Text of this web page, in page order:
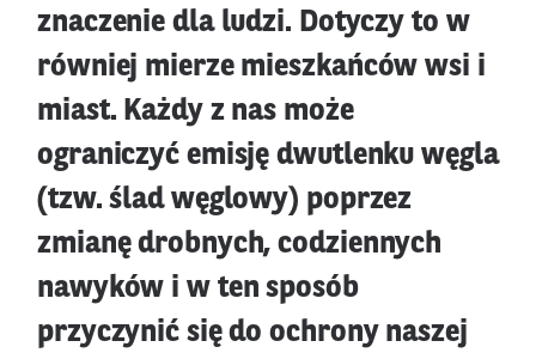
znaczenie dla ludzi. Dotyczy to w
równiej mierze mieszkańców wsi i
miast. Każdy z nas może
ograniczyć emisję dwutlenku węgla
(tzw. ślad węglowy) poprzez
zmianę drobnych, codziennych
nawyków i w ten sposób
przyczynić się do ochrony naszej